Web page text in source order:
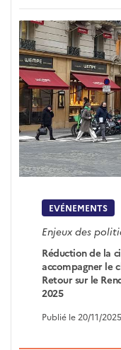
EVÉNEMENTS
Enjeux des
Réduction de la
accompagner le
Retour sur le
2025
Publié le 20/11/2025